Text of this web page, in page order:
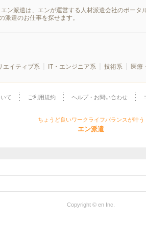
ン派遣は、エンが運営する人材派遣会社のポー
遣のお仕事を探せます。
エイティブ系 IT・エンジニア系 技術系 医療
て ご利用規約 ヘルプ・お問い合わせ
ちょうど良いワークライフバランスが叶う
エン派遣
Copyright © en Inc.